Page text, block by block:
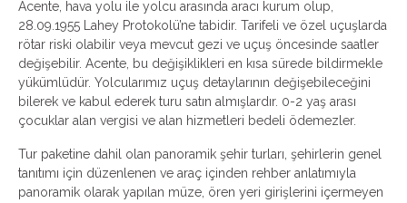
Acente, hava yolu ile yolcu arasında aracı kurum olup,
28.09.1955 Lahey Protokolü’ne tabidir. Tarifeli ve özel uçuşlarda
rötar riski olabilir veya mevcut gezi ve uçuş öncesinde saatler
değişebilir. Acente, bu değişiklikleri en kısa sürede bildirmekle
yükümlüdür. Yolcularımız uçuş detaylarının değişebileceğini
bilerek ve kabul ederek turu satın almışlardır. 0-2 yaş arası
çocuklar alan vergisi ve alan hizmetleri bedeli ödemezler.
Tur paketine dahil olan panoramik şehir turları, şehirlerin genel
tanıtımı için düzenlenen ve araç içinden rehber anlatımıyla
panoramik olarak yapılan müze, ören yeri girişlerini içermeyen